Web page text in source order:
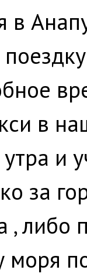
в
в
и
за
, либо
моря